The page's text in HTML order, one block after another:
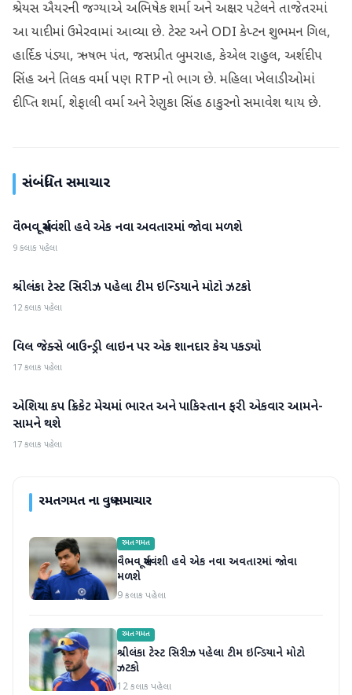
શ્રેયસ ઐયરની જગ્યાએ અભિષેક શર્મા અને અક્ષર પટેલને તાજેતરમાં
આ યાદીમાં ઉમેરવામાં આવ્યા છે. ટેસ્ટ અને ODI કેપ્ટન શુભમન ગિલ,
હાર્દિક પંડ્યા, ઋષભ પંત, જસપ્રીત બુમરાહ, કેએલ રાહુલ, અર્શદીપ
સિંહ અને તિલક વર્મા પણ RTP નો ભાગ છે. મહિલા ખેલાડીઓમાં
દીપ્તિ શર્મા, શેફાલી વર્મા અને રેણુકા સિંહ ઠાકુરનો સમાવેશ થાય છે.
સંબંધિત સમાચાર
રમતગમત
વૈભવ સૂર્યવંશી હવે એક નવા અવતારમાં જોવા મળશે
9 કલાક પહેલા
રમતગમત
શ્રીલંકા ટેસ્ટ સિરીઝ પહેલા ટીમ ઇન્ડિયાને મોટો ઝટકો
12 કલાક પહેલા
રમતગમત
વિલ જેક્સે બાઉન્ડ્રી લાઇન પર એક શાનદાર કેચ પકડ્યો
17 કલાક પહેલા
રમતગમત
એશિયા કપ ક્રિકેટ મેચમાં ભારત અને પાકિસ્તાન ફરી એકવાર આમને-
સામને થશે
17 કલાક પહેલા
રમતગમતના વધુ સમાચાર
રમતગમત
વૈભવ સૂર્યવંશી હવે એક નવા અવતારમાં જોવા
મળશે
9 કલાક પહેલા
રમતગમત
શ્રીલંકા ટેસ્ટ સિરીઝ પહેલા ટીમ ઇન્ડિયાને મોટો
ઝટકો
12 કલાક પહેલા